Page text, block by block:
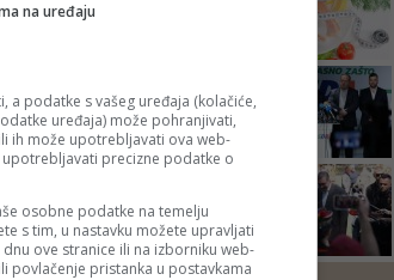
profilu priznao grešku i
da iz moralnih ra...
za koju će uredno primati
sa federalnog nivoa
na uređaju
a podatke s vašeg uređaja (kolačiće,
uređaja) može pohranjivati,
ih može upotrebljavati ova web-
precizne podatke o
osobne podatke na temelju
s tim, u nastavku možete upravljati
ove stranice ili na izborniku web-
povlačenje pristanka u postavkama